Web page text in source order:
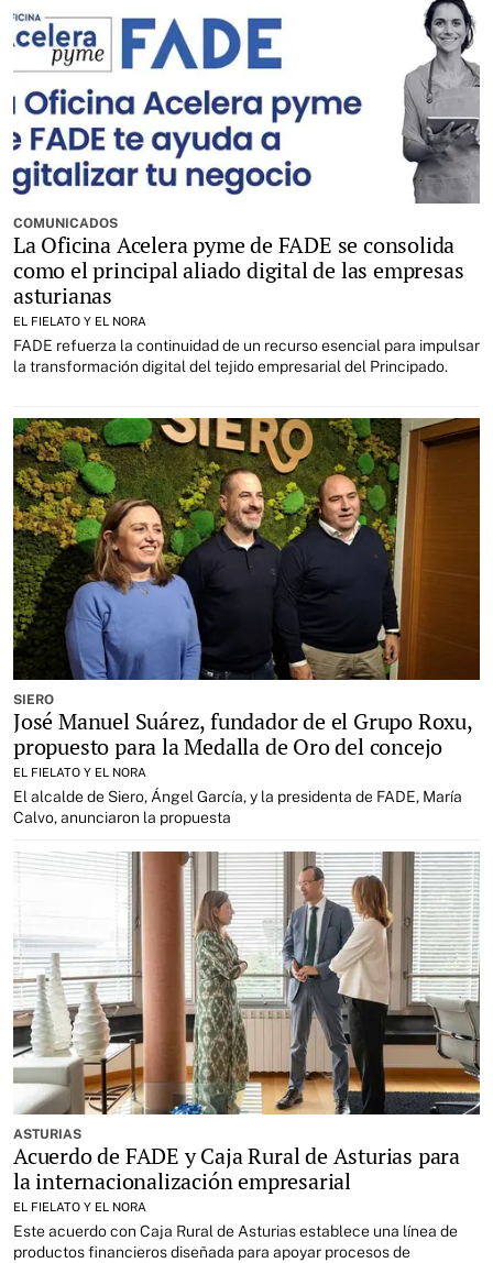
COMUNICADOS
La Oficina Acelera pyme de FADE se consolida
como el principal aliado digital de las empresas
asturianas
EL FIELATO Y EL NORA
FADE refuerza la continuidad de un recurso esencial para impulsar
la transformación digital del tejido empresarial del Principado.
SIERO
José Manuel Suárez, fundador de el Grupo Roxu,
propuesto para la Medalla de Oro del concejo
EL FIELATO Y EL NORA
El alcalde de Siero, Ángel García, y la presidenta de FADE, María
Calvo, anunciaron la propuesta
ASTURIAS
Acuerdo de FADE y Caja Rural de Asturias para
la internacionalización empresarial
EL FIELATO Y EL NORA
Este acuerdo con Caja Rural de Asturias establece una línea de
productos financieros diseñada para apoyar procesos de